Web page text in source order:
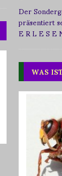
Der
präsentiert
E R L E S E
WAS